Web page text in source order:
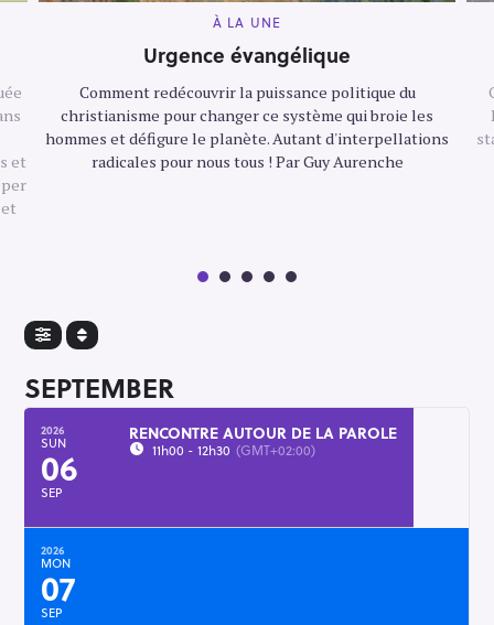
et
M
I
N
A
E
G
O
R
À LA UNE
Urgence évangélique
Comment redécouvrir la puissance politique du
christianisme pour changer ce système qui broie les
hommes et défigure le planète. Autant d'interpellations
radicales pour nous tous ! Par Guy Aurenche
SEPTEMBER
2026
SUN
06
SEP
RENCONTRE AUTOUR DE LA PAROLE
11h00 - 12h30 (GMT+02:00)
2026
MON
07
SEP